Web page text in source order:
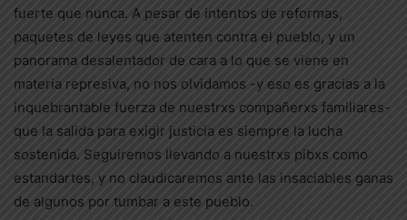
fuerte que nunca. A pesar de intentos de reformas,
paquetes de leyes que atenten contra el pueblo, y un
panorama desalentador de cara a lo que se viene en
materia represiva, no nos olvidamos -y eso es gracias a la
inquebrantable fuerza de nuestrxs compañerxs familiares-
que la salida para exigir justicia es siempre la lucha
sostenida. Seguiremos llevando a nuestrxs pibxs como
estandartes, y no claudicaremos ante las insaciables ganas
de algunos por tumbar a este pueblo.